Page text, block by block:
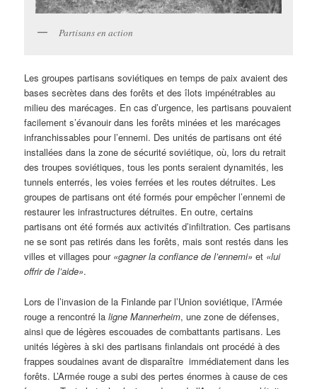
Partisans en action
Les groupes partisans soviétiques en temps de paix avaient des
bases secrètes dans des forêts et des îlots impénétrables au
milieu des marécages. En cas d’urgence, les partisans pouvaient
facilement s’évanouir dans les forêts minées et les marécages
infranchissables pour l’ennemi. Des unités de partisans ont été
installées dans la zone de sécurité soviétique, où, lors du retrait
des troupes soviétiques, tous les ponts seraient dynamités, les
tunnels enterrés, les voies ferrées et les routes détruites. Les
groupes de partisans ont été formés pour empêcher l’ennemi de
restaurer les infrastructures détruites. En outre, certains
partisans ont été formés aux activités d’infiltration. Ces partisans
ne se sont pas retirés dans les forêts, mais sont restés dans les
villes et villages pour «gagner la confiance de l’ennemi» et «lui
offrir de l’aide».
Lors de l’invasion de la Finlande par l’Union soviétique, l’Armée
rouge a rencontré laligne Mannerheim, une zone de défenses,
ainsi que de légères escouades de combattants partisans. Les
unités légères à ski des partisans finlandais ont procédé à des
frappes soudaines avant de disparaître immédiatement dans les
forêts. L’Armée rouge a subi des pertes énormes à cause de ces